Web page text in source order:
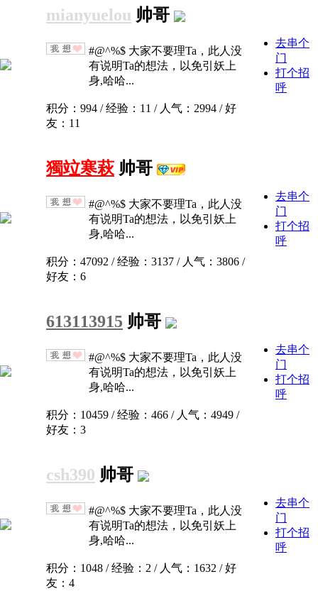
mianyuelou 帅哥
#@^%$ 大家不要理Ta，此人没
有说明Ta的想法，以免引妖上
身,哈哈...
积分：994 / 经验：11 / 人气：2994 / 好
友：11
去串个
门
打个招
呼
獨竝寒萩 帅哥
#@^%$ 大家不要理Ta，此人没
有说明Ta的想法，以免引妖上
身,哈哈...
积分：47092 / 经验：3137 / 人气：3806 /
好友：6
去串个
门
打个招
呼
613113915 帅哥
#@^%$ 大家不要理Ta，此人没
有说明Ta的想法，以免引妖上
身,哈哈...
积分：10459 / 经验：466 / 人气：4949 /
好友：3
去串个
门
打个招
呼
csh390 帅哥
#@^%$ 大家不要理Ta，此人没
有说明Ta的想法，以免引妖上
身,哈哈...
积分：1048 / 经验：2 / 人气：1632 / 好
友：4
去串个
门
打个招
呼